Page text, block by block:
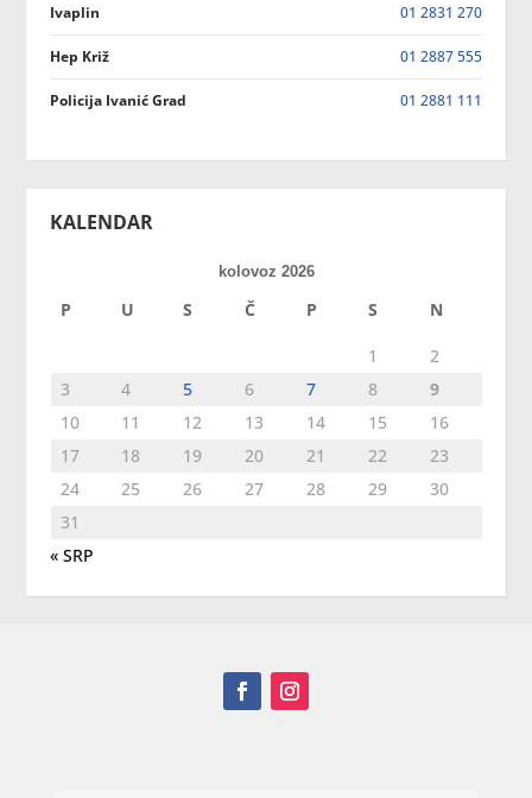
Ivaplin 01 2831 270
Hep Križ 01 2887 555
Policija Ivanić Grad 01 2881 111
KALENDAR
kolovoz 2026
P U S Č P S N
1
2
3
4 5 6 7 8
9
10
11 12 13 14 15
16
17
18 19 20 21 22
23
24
25 26 27 28 29
30
31
« SRP